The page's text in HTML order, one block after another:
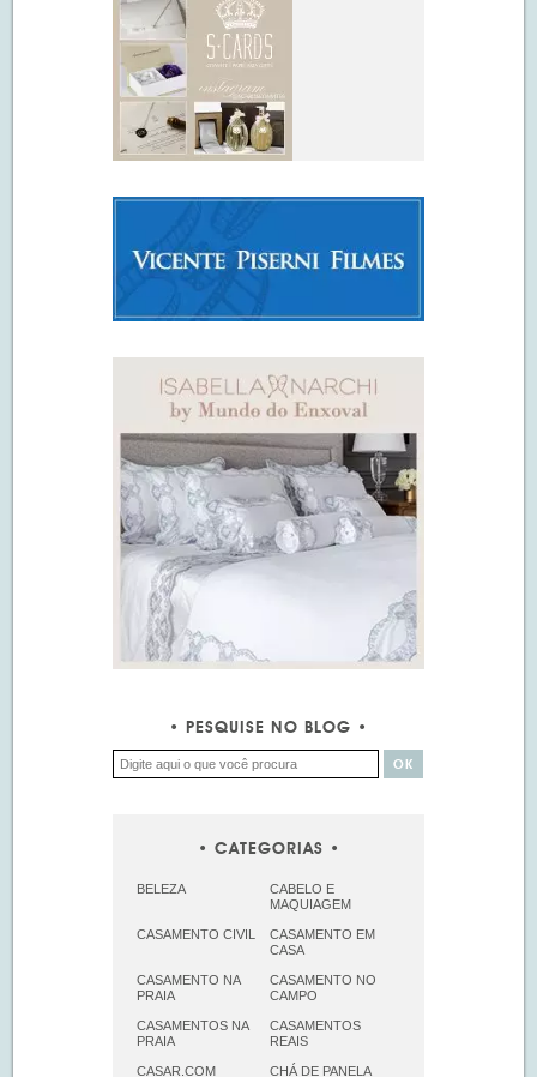
PESQUISE NO BLOG
CATEGORIAS
BELEZA
CABELO E
MAQUIAGEM
CASAMENTO CIVIL
CASAMENTO EM
CASA
CASAMENTO NA
PRAIA
CASAMENTO NO
CAMPO
CASAMENTOS NA
PRAIA
CASAMENTOS
REAIS
CASAR.COM CHÁ DE PANELA